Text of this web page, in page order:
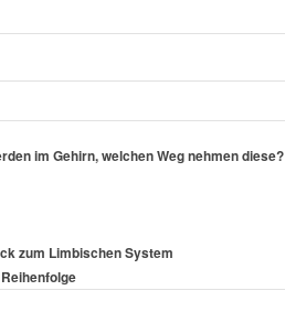
im Gehirn, welchen Weg nehmen diese?
zum Limbischen System